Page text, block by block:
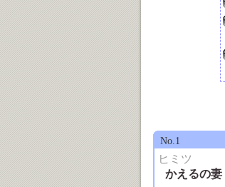
No.1
ヒミツ
かえるの妻